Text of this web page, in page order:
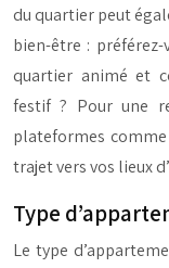
du quartier peut
bien-être :
quartier animé et
festif ? Pour une
plateformes
trajet vers vos lieux
Type
Le type